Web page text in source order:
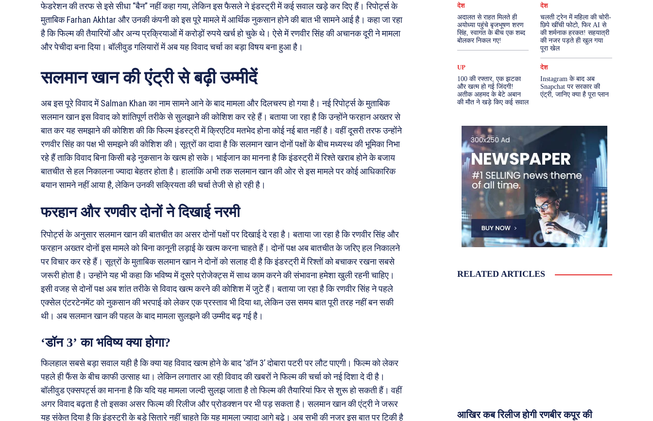
फेडरेशन की तरफ से इसे सीधा “बैन” नहीं कहा गया, लेकिन इस फैसले ने इंडस्ट्री में कई सवाल खड़े कर दिए हैं। रिपोर्ट्स के
मुताबिक Farhan Akhtar और उनकी कंपनी को इस पूरे मामले में आर्थिक नुकसान होने की बात भी सामने आई है। कहा जा रहा
है कि फिल्म की तैयारियों और अन्य प्रक्रियाओं में करोड़ों रुपये खर्च हो चुके थे। ऐसे में रणवीर सिंह की अचानक दूरी ने मामला
और पेचीदा बना दिया। बॉलीवुड गलियारों में अब यह विवाद चर्चा का बड़ा विषय बना हुआ है।
सलमान खान की एंट्री से बढ़ी उम्मीदें
अब इस पूरे विवाद में Salman Khan का नाम सामने आने के बाद मामला और दिलचस्प हो गया है। नई रिपोर्ट्स के मुताबिक
सलमान खान इस विवाद को शांतिपूर्ण तरीके से सुलझाने की कोशिश कर रहे हैं। बताया जा रहा है कि उन्होंने फरहान अख्तर से
बात कर यह समझाने की कोशिश की कि फिल्म इंडस्ट्री में क्रिएटिव मतभेद होना कोई नई बात नहीं है। वहीं दूसरी तरफ उन्होंने
रणवीर सिंह का पक्ष भी समझने की कोशिश की। सूत्रों का दावा है कि सलमान खान दोनों पक्षों के बीच मध्यस्थ की भूमिका निभा
रहे हैं ताकि विवाद बिना किसी बड़े नुकसान के खत्म हो सके। भाईजान का मानना है कि इंडस्ट्री में रिश्ते खराब होने के बजाय
बातचीत से हल निकालना ज्यादा बेहतर होता है। हालांकि अभी तक सलमान खान की ओर से इस मामले पर कोई आधिकारिक
बयान सामने नहीं आया है, लेकिन उनकी सक्रियता की चर्चा तेजी से हो रही है।
फरहान और रणवीर दोनों ने दिखाई नरमी
रिपोर्ट्स के अनुसार सलमान खान की बातचीत का असर दोनों पक्षों पर दिखाई दे रहा है। बताया जा रहा है कि रणवीर सिंह और
फरहान अख्तर दोनों इस मामले को बिना कानूनी लड़ाई के खत्म करना चाहते हैं। दोनों पक्ष अब बातचीत के जरिए हल निकालने
पर विचार कर रहे हैं। सूत्रों के मुताबिक सलमान खान ने दोनों को सलाह दी है कि इंडस्ट्री में रिश्तों को बचाकर रखना सबसे
जरूरी होता है। उन्होंने यह भी कहा कि भविष्य में दूसरे प्रोजेक्ट्स में साथ काम करने की संभावना हमेशा खुली रहनी चाहिए।
इसी वजह से दोनों पक्ष अब शांत तरीके से विवाद खत्म करने की कोशिश में जुटे हैं। बताया जा रहा है कि रणवीर सिंह ने पहले
एक्सेल एंटरटेनमेंट को नुकसान की भरपाई को लेकर एक प्रस्ताव भी दिया था, लेकिन उस समय बात पूरी तरह नहीं बन सकी
थी। अब सलमान खान की पहल के बाद मामला सुलझने की उम्मीद बढ़ गई है।
‘डॉन 3’ का भविष्य क्या होगा?
फिलहाल सबसे बड़ा सवाल यही है कि क्या यह विवाद खत्म होने के बाद ‘डॉन 3’ दोबारा पटरी पर लौट पाएगी। फिल्म को लेकर
पहले ही फैंस के बीच काफी उत्साह था। लेकिन लगातार आ रही विवाद की खबरों ने फिल्म की चर्चा को नई दिशा दे दी है।
बॉलीवुड एक्सपर्ट्स का मानना है कि यदि यह मामला जल्दी सुलझ जाता है तो फिल्म की तैयारियां फिर से शुरू हो सकती हैं। वहीं
अगर विवाद बढ़ता है तो इसका असर फिल्म की रिलीज और प्रोडक्शन पर भी पड़ सकता है। सलमान खान की एंट्री ने जरूर
यह संकेत दिया है कि इंडस्ट्री के बड़े सितारे नहीं चाहते कि यह मामला ज्यादा आगे बढ़े। अब सभी की नजर इस बात पर टिकी है
देश
अदालत से राहत मिलते ही
अयोध्या पहुंचे बृजभूषण शरण
सिंह, स्वागत के बीच एक शब्द
बोलकर निकल गए!
देश
चलती ट्रेन में महिला की चोरी-
छिपे खींची फोटो, फिर AI से
की शर्मनाक हरकत! सहयात्री
की नजर पड़ते ही खुल गया
पूरा खेल
UP
100 की रफ्तार, एक झटका
और खत्म हो गई जिंदगी!
अतीक अहमद के बेटे अबान
की मौत ने खड़े किए कई सवाल
देश
Instagram के बाद अब
Snapchat पर सरकार की
एंट्री, जानिए क्या है पूरा प्लान
RELATED ARTICLES
आखिर कब रिलीज होगी रणबीर कपूर की